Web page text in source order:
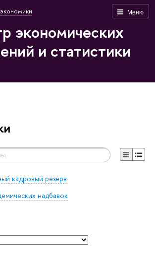
Меню
экономических
и статистики
кадровый резерв
надбавок